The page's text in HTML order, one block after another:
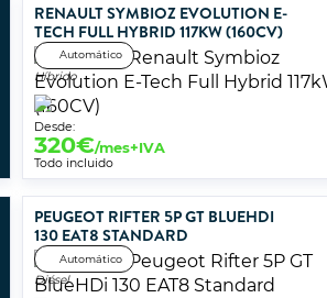
RENAULT SYMBIOZ EVOLUTION E-
TECH FULL HYBRID 117KW (160CV)
Automático
Híbrido
Desde:
320€/mes+IVA
Todo incluido
PEUGEOT RIFTER 5P GT BLUEHDI
130 EAT8 STANDARD
Automático
Diésel